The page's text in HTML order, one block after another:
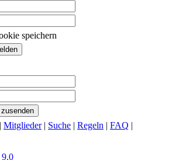
speichern
| Mitglieder| Suche | Regeln | FAQ |
9.0